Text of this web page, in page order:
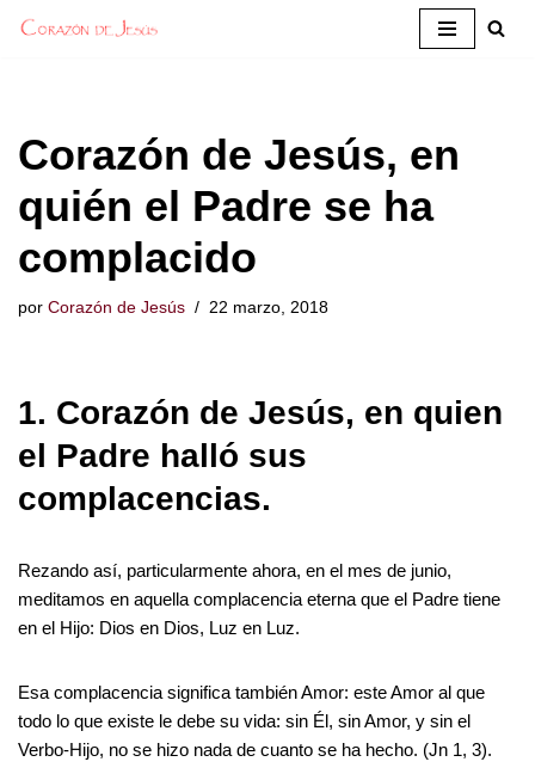
Corazón de Jesús, en
quién el Padre se ha
complacido
por Corazón de Jesús 22 marzo, 2018
1. Corazón de Jesús, en quien
el Padre halló sus
complacencias.
Rezando así, particularmente ahora, en el mes de junio,
meditamos en aquella complacencia eterna que el Padre tiene
en el Hijo: Dios en Dios, Luz en Luz.
Esa complacencia significa también Amor: este Amor al que
todo lo que existe le debe su vida: sin Él, sin Amor, y sin el
Verbo-Hijo, no se hizo nada de cuanto se ha hecho. (Jn 1, 3).